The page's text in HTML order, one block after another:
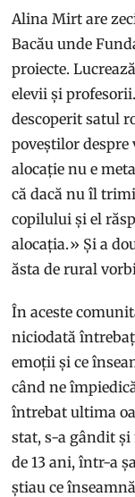
Alina Mirt are
Bacău unde
proiecte.
elevii și
descoperit satul
poveștilor despre
alocație nu e
că dacă nu îl
copilului și el
alocația.» Și a
ăsta de rural
În aceste
niciodată
emoții și ce
când ne
întrebat ultima
stat, s-a gândit
de 13 ani, într-a
știau ce